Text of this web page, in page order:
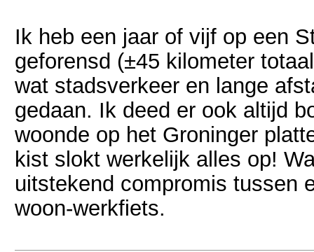
Ik heb een jaar of vijf op een
geforensd (±45 kilometer
wat stadsverkeer en lange
gedaan. Ik deed er ook altijd
woonde op het Groninger
kist slokt werkelijk alles op!
uitstekend compromis tussen
woon-werkfiets.